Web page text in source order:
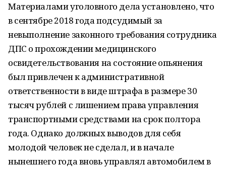
Материалами уголовного дела установлено, что
в сентябре 2018 года подсудимый за
невыполнение законного требования сотрудника
ДПС о прохождении медицинского
освидетельствования на состояние опьянения
был привлечен к административной
ответственности в виде штрафа в размере 30
тысяч рублей с лишением права управления
транспортными средствами на срок полтора
года. Однако должных выводов для себя
молодой человек не сделал, и в начале
нынешнего года вновь управлял автомобилем в